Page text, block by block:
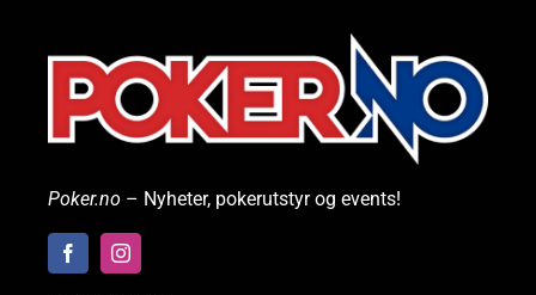
Poker.no – Nyheter, pokerutstyr og events!